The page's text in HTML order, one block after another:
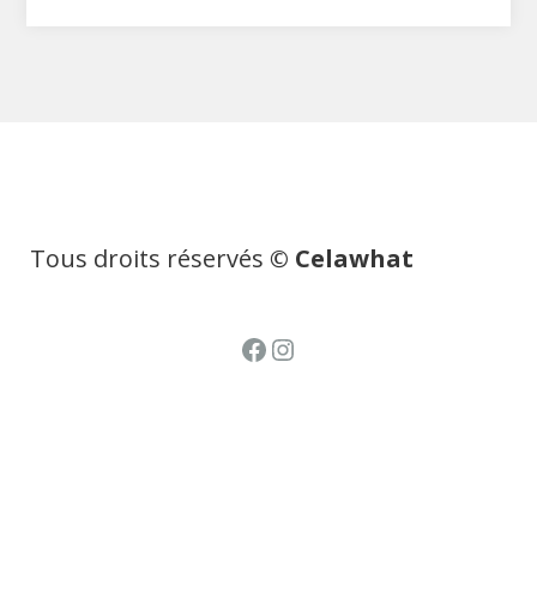
Tous droits réservés © Celawhat
Facebook
Instagram